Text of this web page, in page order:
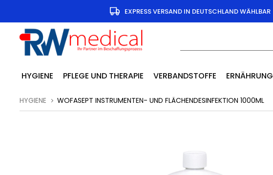
EXPRESS VERSAND IN DEUTSCHLAND WÄHLBAR
HYGIENE PFLEGE UND THERAPIE VERBANDSTOFFE ERNÄHRUNG
HYGIENE WOFASEPT INSTRUMENTEN- UND FLÄCHENDESINFEKTION 1000ML